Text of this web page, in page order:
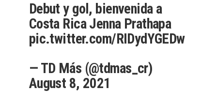
Debut y gol, bienvenida a
Costa Rica Jenna Prathapa
pic.twitter.com/RIDydYGEDw
— TD Más (@tdmas_cr)
August 8, 2021